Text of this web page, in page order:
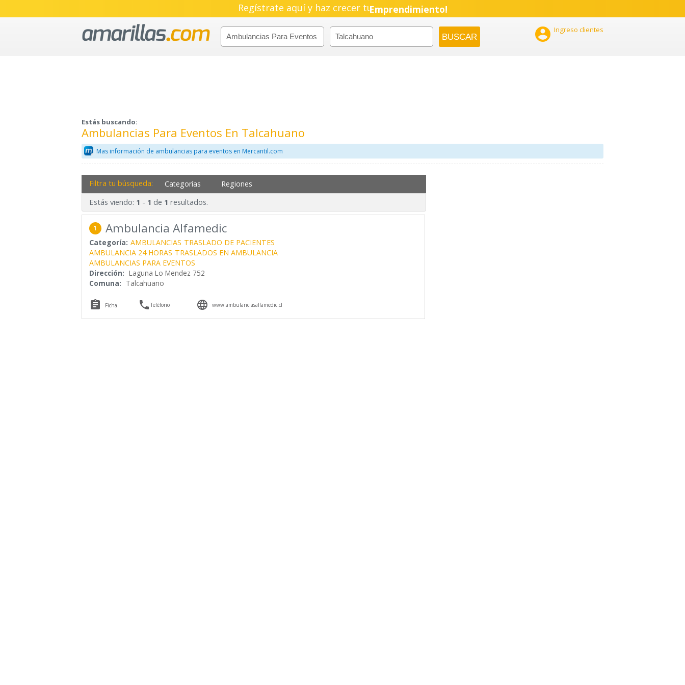
Regístrate aquí y haz crecer tuEmprendimiento!
 Ingreso clientes
Estás buscando:
Ambulancias Para Eventos En Talcahuano
Mas información de ambulancias para eventos en Mercantil.com
Filtra tu búsqueda: Categorías Regiones
Estás viendo: 1 - 1 de 1 resultados.
1 Ambulancia Alfamedic
Categoría: AMBULANCIAS TRASLADO DE PACIENTES
AMBULANCIA 24 HORAS TRASLADOS EN AMBULANCIA
AMBULANCIAS PARA EVENTOS
Dirección: Laguna Lo Mendez 752
Comuna: Talcahuano
 Ficha Teléfono  www.ambulanciasalfamedic.cl